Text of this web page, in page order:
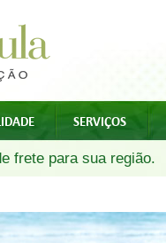
SERVIÇOS
frete para sua região.